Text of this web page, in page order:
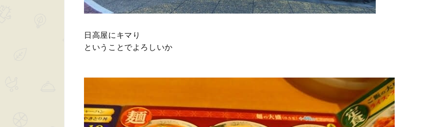
日高屋にキマり
ということでよろしいか